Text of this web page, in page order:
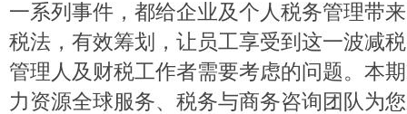
一系列事件，都给企业及个人税务管理带
税法， 有效筹划
，让员工享受到这一波减
管理人及财税工作者需要考虑的问题。 本期
力资源全球服务、税务与商务咨询团队为